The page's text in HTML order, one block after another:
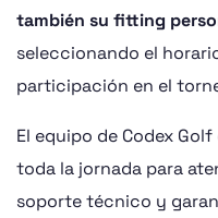
también su fitting
seleccionando el
participación en el
El equipo de Codex
toda la jornada para
soporte técnico y